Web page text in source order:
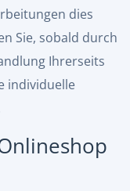
dies
Sie, sobald durch
Ihrerseits
individuelle